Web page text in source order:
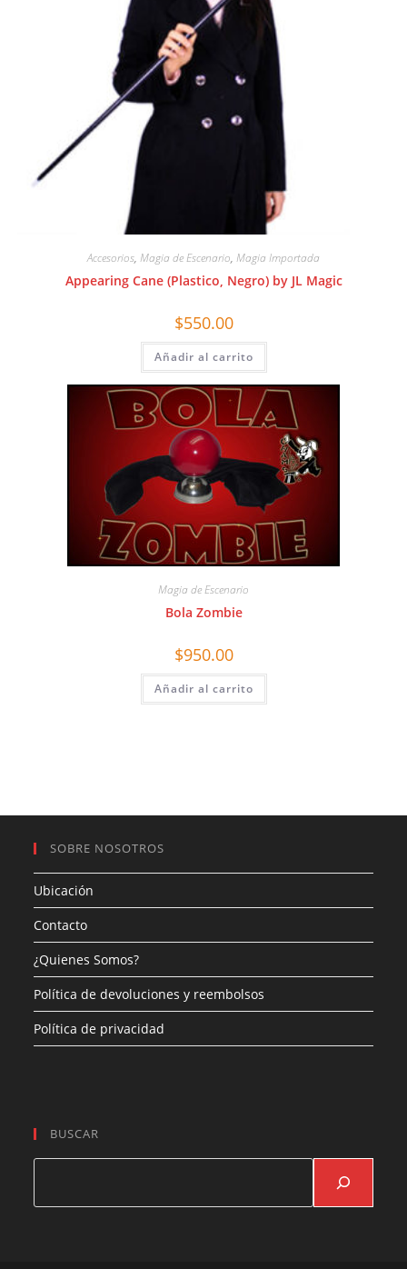
Accesorios, Magia de Escenario, Magia Importada
Appearing Cane (Plastico, Negro) by JL Magic
$550.00
Añadir al carrito
Magia de Escenario
Bola Zombie
$950.00
Añadir al carrito
SOBRE NOSOTROS
Ubicación
Contacto
¿Quienes Somos?
Política de devoluciones y reembolsos
Política de privacidad
BUSCAR